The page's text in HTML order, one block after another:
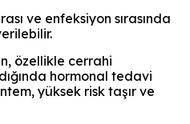
ve enfeksiyon sırasında
özellikle cerrahi
hormonal tedavi
yüksek risk taşır ve